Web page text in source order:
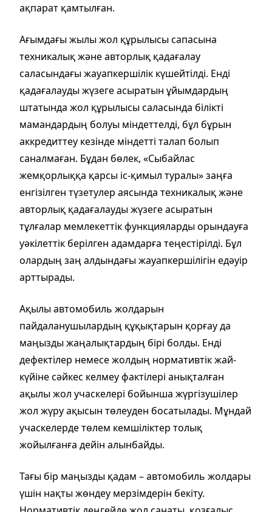
ақпарат қамтылған.
Ағымдағы жылы жол құрылысы сапасына
техникалық және авторлық қадағалау
саласындағы жауапкершілік күшейтілді. Енді
қадағалауды жүзеге асыратын ұйымдардың
штатында жол құрылысы саласында білікті
мамандардың болуы міндеттелді, бұл бұрын
аккредиттеу кезінде міндетті талап болып
саналмаған. Бұдан бөлек, «Сыбайлас
жемқорлыққа қарсы іс-қимыл туралы» заңға
енгізілген түзетулер аясында техникалық және
авторлық қадағалауды жүзеге асыратын
тұлғалар мемлекеттік функцияларды орындауға
уәкілеттік берілген адамдарға теңестірілді. Бұл
олардың заң алдындағы жауапкершілігін едәуір
арттырады.
Ақылы автомобиль жолдарын
пайдаланушылардың құқықтарын қорғау да
маңызды жаңалықтардың бірі болды. Енді
дефектілер немесе жолдың нормативтік жай-
күйіне сәйкес келмеу фактілері анықталған
ақылы жол учаскелері бойынша жүргізушілер
жол жүру ақысын төлеуден босатылады. Мұндай
учаскелерде төлем кемшіліктер толық
жойылғанға дейін алынбайды.
Тағы бір маңызды қадам – автомобиль жолдары
үшін нақты жөндеу мерзімдерін бекіту.